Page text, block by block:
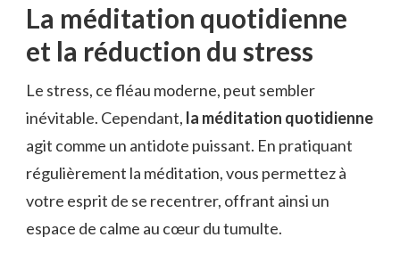
La méditation quotidienne
et la réduction du stress
Le stress, ce fléau moderne, peut sembler
inévitable. Cependant, la méditation quotidienne
agit comme un antidote puissant. En pratiquant
régulièrement la méditation, vous permettez à
votre esprit de se recentrer, offrant ainsi un
espace de calme au cœur du tumulte.